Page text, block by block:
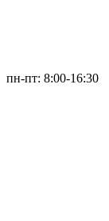
пн-пт: 8:00-16:30